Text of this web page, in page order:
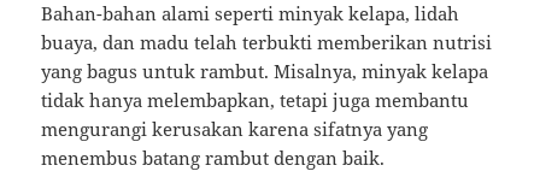
Bahan-bahan alami seperti minyak kelapa, lidah
buaya, dan madu telah terbukti memberikan nutrisi
yang bagus untuk rambut. Misalnya, minyak kelapa
tidak hanya melembapkan, tetapi juga membantu
mengurangi kerusakan karena sifatnya yang
menembus batang rambut dengan baik.